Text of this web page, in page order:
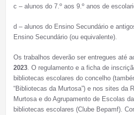
c – alunos do 7.º aos 9.º anos de
d – alunos do Ensino Secundário e
Ensino Secundário (ou equivalente).
Os trabalhos deverão ser entregues até
2023. O regulamento e a ficha de
bibliotecas escolares do concelho
“Bibliotecas da Murtosa”) e nos sites da
Murtosa e do Agrupamento de Escolas
bibliotecas escolares (Clube Bepamf).